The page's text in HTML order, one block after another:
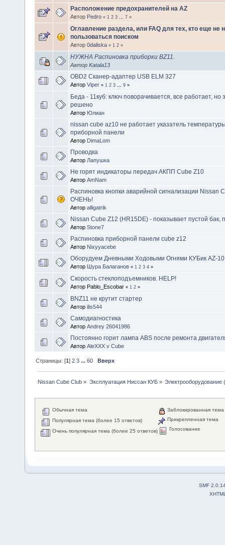
Расположение предохранителей на AZ
Автор Pedro « 1 2 3 7 »
Оглавление раздела, или FAQ для тех, кто еще не
пользоваться поиском
Автор 0daliska « 1 2 »
НУЖНА Распиновка приборки BZ11.
Автор Katala13
OBD2 Сканер-адаптер USB ELM 327
Автор Viper « 1 2 3 9 »
Беда - 11куб: ключ поворачивается, все работает, но
решено
Автор Юлиан
nissan cube az10 не работает указатель
приборной панели
Автор DimaLom
Проводка
Автор Лапушка
Не горят индикаторы передач АКПП Cube Z10
Автор AmNam
Распиновка кнопки аварийной сигнализации Nissan
ОЧЕНЬ!
Автор alligatrik
Nissan Cube Z12 (HR15DE) - показывает пустой бак,
Автор Stone7
Распиновка приборной панели cube z12
Автор Nixyyacebe
Оборудуем Дневными Ходовыми Огнями КУБик AZ-
Автор Шура Балаганов « 1 2 3 4 »
Скорость стеклоподъемников. HELP!
Автор Pablo_Escobar « 1 2 »
BNZ11 не крутит стартер
Автор ilis544
Самодиагностика
Автор Andrey 26041986
Постоянно горит лампа ABS после ремонта
Автор AleXXX v Cube
Страницы: [1]2 3 ...60 Вверх
Nissan Cube Club » Эксплуатация Ниссан КУБ» Электрооборудование
Обычная тема
Популярная тема (более 15 ответов)
Очень популярная тема (более 25 ответов)
Заблокированная тема
Прикрепленная тема
Голосование
SMF